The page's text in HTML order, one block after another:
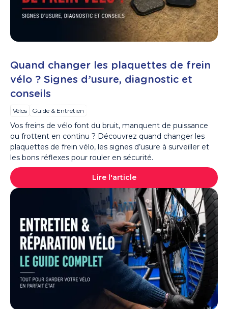
Quand changer les plaquettes de frein
vélo ? Signes d’usure, diagnostic et
conseils
Vélos Guide & Entretien
Vos freins de vélo font du bruit, manquent de puissance
ou frottent en continu ? Découvrez quand changer les
plaquettes de frein vélo, les signes d’usure à surveiller et
les bons réflexes pour rouler en sécurité.
Lire l'article